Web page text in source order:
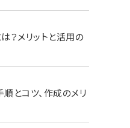
？メリットと活用の
とコツ、作成のメリ